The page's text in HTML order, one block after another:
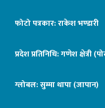
फोटो पत्रकार: राकेश भण्डारी
प्रदेश प्रतिनिधि: गणेश क्षेत्री
ग्लोबल: सुम्मा थापा (जापान)